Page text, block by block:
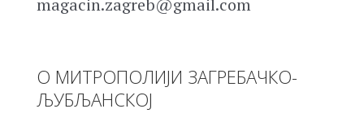
magacin.zagreb@gmail.com
О МИТРОПОЛИЈИ ЗАГРЕБАЧКО-
ЉУБЉАНСКОЈ